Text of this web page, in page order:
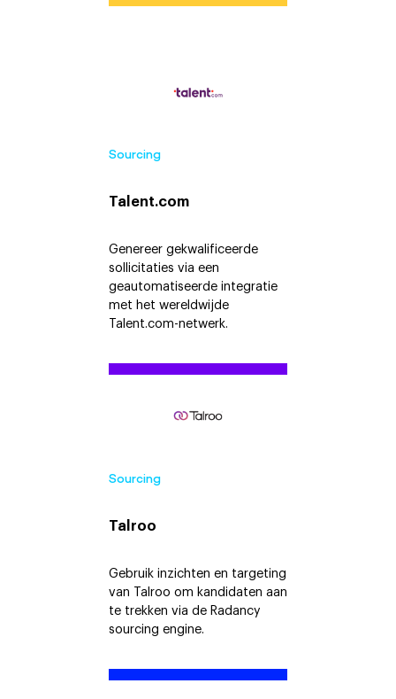
Sourcing
Talent.com
Genereer gekwalificeerde
sollicitaties via een
geautomatiseerde integratie
met het wereldwijde
Talent.com-netwerk.
Sourcing
Talroo
Gebruik inzichten en targeting
van Talroo om kandidaten aan
te trekken via de Radancy
sourcing engine.